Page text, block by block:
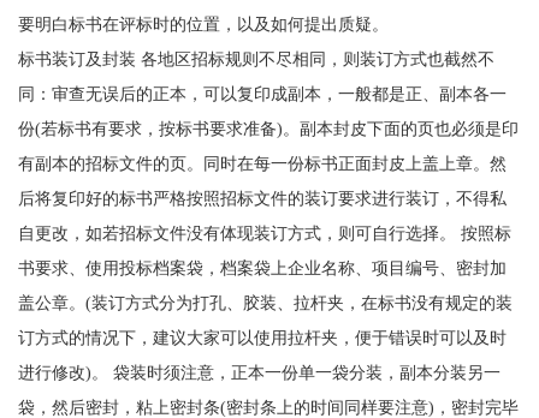
要明白标书在评标时的位置，以及如何提出质疑。
标书装订及封装 各地区招标规则不尽相同，则装订方式也截然不
同：审查无误后的正本，可以复印成副本，一般都是正、副本各一
份(若标书有要求，按标书要求准备)。副本封皮下面的页也必须是印
有副本的招标文件的页。同时在每一份标书正面封皮上盖上章。然
后将复印好的标书严格按照招标文件的装订要求进行装订，不得私
自更改，如若招标文件没有体现装订方式，则可自行选择。 按照标
书要求、使用投标档案袋，档案袋上企业名称、项目编号、密封加
盖公章。(装订方式分为打孔、胶装、拉杆夹，在标书没有规定的装
订方式的情况下，建议大家可以使用拉杆夹，便于错误时可以及时
进行修改)。 袋装时须注意，正本一份单一袋分装，副本分装另一
袋，然后密封，粘上密封条(密封条上的时间同样要注意)，密封完毕